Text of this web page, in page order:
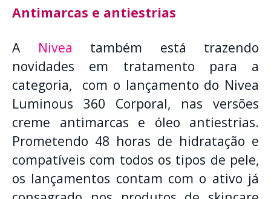
Antimarcas e antiestrias
A Nivea também está trazendo
novidades em tratamento para a
categoria, com o lançamento do Nivea
Luminous 360 Corporal, nas versões
creme antimarcas e óleo antiestrias.
Prometendo 48 horas de hidratação e
compatíveis com todos os tipos de pele,
os lançamentos contam com o ativo já